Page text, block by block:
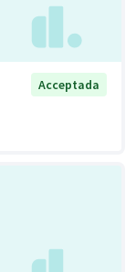
Acceptada